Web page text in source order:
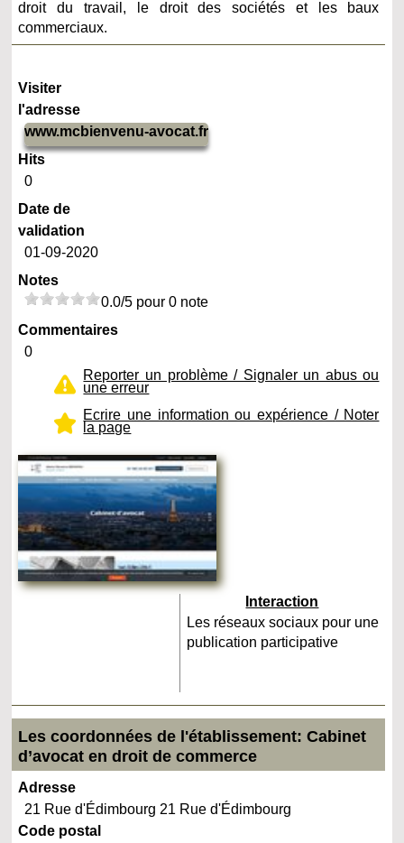
droit du travail, le droit des sociétés et les baux
commerciaux.
Visiter
l'adresse
www.mcbienvenu-avocat.fr
Hits
0
Date de
validation
01-09-2020
Notes
0.0/5 pour 0 note
Commentaires
0
Reporter un problème / Signaler un abus ou
une erreur
Ecrire une information ou expérience / Noter
la page
Interaction
Les réseaux sociaux pour une
publication participative
Les coordonnées de l'établissement: Cabinet
d’avocat en droit de commerce
Adresse
21 Rue d'Édimbourg 21 Rue d'Édimbourg
Code postal